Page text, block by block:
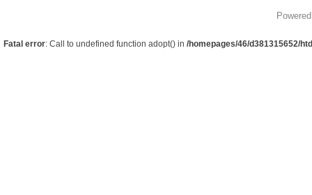
Fatal error: Call to undefined function adopt() in /homepages/46/d381315652/